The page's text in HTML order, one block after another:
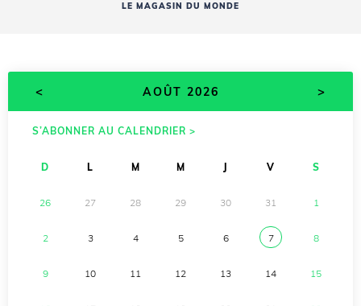
LE MAGASIN DU MONDE
< AOÛT 2026 >
S’ABONNER AU CALENDRIER >
D L M M J V S
26 27 28 29 30 31 1
2 3 4 5 6 7 8
9 10 11 12 13 14 15